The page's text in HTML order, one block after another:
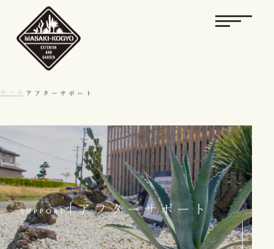
ホーム アフターサポート
SUPPORT アフターサポート